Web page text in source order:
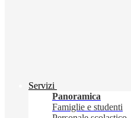
Servizi
Panoramica
Famiglie e studenti